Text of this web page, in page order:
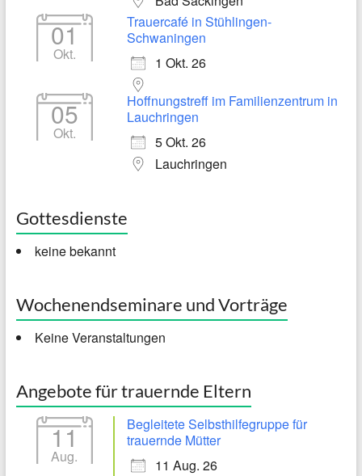
01
Okt.
Trauercafé in Stühlingen-
Schwaningen
1 Okt. 26
05
Okt.
Hoffnungstreff im Familienzentrum in
Lauchringen
5 Okt. 26
Lauchringen
Gottesdienste
keine bekannt
Wochenendseminare und Vorträge
Keine Veranstaltungen
Angebote für trauernde Eltern
11
Aug.
Begleitete Selbsthilfegruppe für
trauernde Mütter
11 Aug. 26